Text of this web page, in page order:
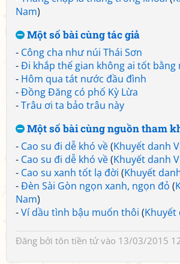
Nam)
Một số bài cùng tác giả
- Công cha như núi Thái Sơn
-Đi khắp thế gian không ai tốt bằng
- Hôm qua tát nước đầu đình
-Đồng Đăng có phố Kỳ Lừa
-Trâu ơi ta bảo trâu này
Một số bài cùng nguồn tham
- Cao su đi dễ khó về(Khuyết danh
- Cao su đi dễ khó về(Khuyết danh
- Cao su xanh tốt lạ đời (Khuyết
-Đèn Sài Gòn ngọn xanh, ngọn đỏ (
Nam)
-Ví dầu tình bậu muốn thôi (Khuyết
Đăng bởi tôn tiền tửvào 13/03/2015